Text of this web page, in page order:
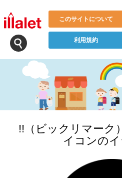
このサイトについて
利用規約
!!（ビックリマーク
イコンの